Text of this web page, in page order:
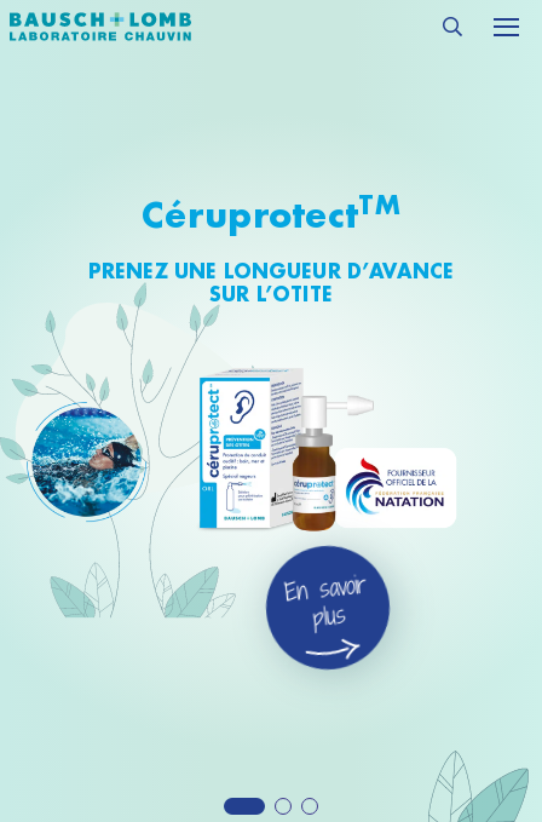
CéruprotectTM
PRENEZ UNE LONGUEUR D’AVANCE
SUR L’OTITE
En savoir
plus